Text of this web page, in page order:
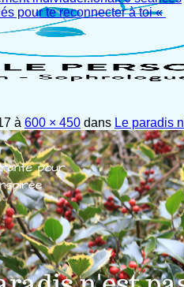
pour te reconnecter à toi «
à 600 × 450 dans Le paradis